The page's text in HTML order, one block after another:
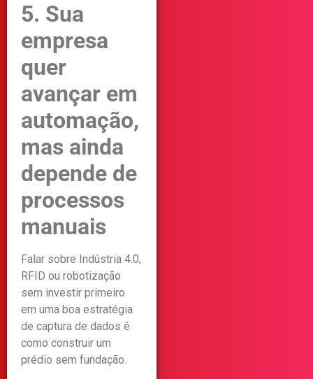
5. Sua
empresa
quer
avançar em
automação,
mas ainda
depende de
processos
manuais
Falar sobre Indústria 4.0,
RFID ou robotização
sem investir primeiro
em uma boa estratégia
de captura de dados é
como construir um
prédio sem fundação.